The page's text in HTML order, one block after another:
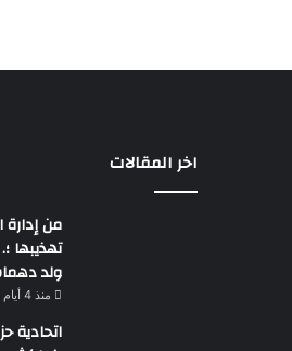
اخر المقالات
من
تهذيبها
ولد
منذ 4 أيام
اتحادية